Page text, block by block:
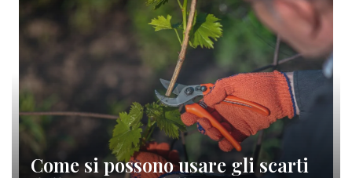
Come si possono usare gli scarti